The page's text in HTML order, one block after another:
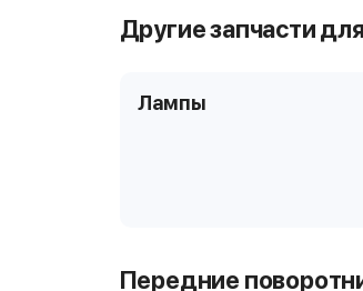
Другие запчасти
Лампы
Передние